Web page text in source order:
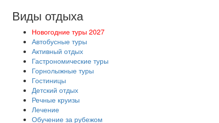
Виды отдыха
Новогодние туры 2027
Автобусные туры
Активный отдых
Гастрономические туры
Горнолыжные туры
Гостиницы
Детский отдых
Речные круизы
Лечение
Обучение за рубежом